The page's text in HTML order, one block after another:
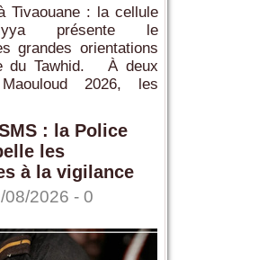
Tivaouane : la cellule
présente le
grandes orientations
du Tawhid. À deux
2026, les
: la Police
les
à la vigilance
08/2026 - 0